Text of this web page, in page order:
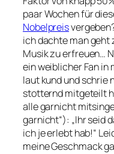
paar Wochen für
Nobelpreis
ich dachte man geht
Musik zu erfreuen…
ein weiblicher Fan in
laut kund und schrie
stotternd mitgeteilt
alle garnicht
garnicht“): „Ihr seid
ich je erlebt hab!“
meine Geschmack